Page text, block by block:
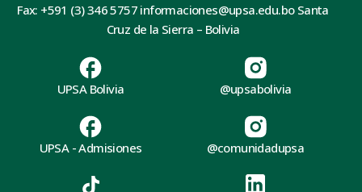
Fax: +591 (3) 346 5757 informaciones@upsa.edu.bo Santa
Cruz de la Sierra – Bolivia
UPSA Bolivia
UPSA - Admisiones
@upsabolivia
@comunidadupsa